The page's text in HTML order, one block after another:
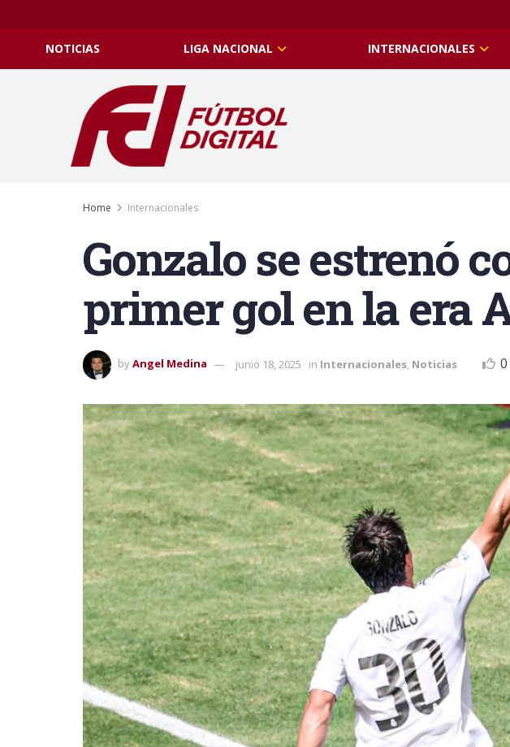
NOTICIAS LIGA NACIONAL INTERNACIONALES
Home Internacionales
Gonzalo se estrenó
primer gol en la era
byAngel Medina junio 18, 2025 in Internacionales Noticias 0